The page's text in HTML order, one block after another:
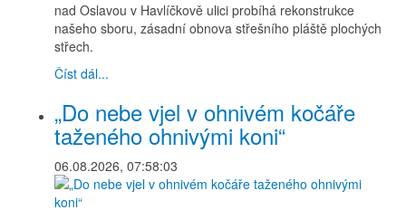
nad Oslavou v Havlíčkově ulici probíhá rekonstrukce
našeho sboru, zásadní obnova střešního pláště plochých
střech.
Číst dál...
„Do nebe vjel v ohnivém kočáře
taženého ohnivými koni“
06.08.2026, 07:58:03